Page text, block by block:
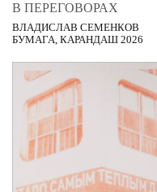
В ПЕРЕГОВОРАХ
ВЛАДИСЛАВ СЕМЕНКОВ
БУМАГА, КАРАНДАШ 2026